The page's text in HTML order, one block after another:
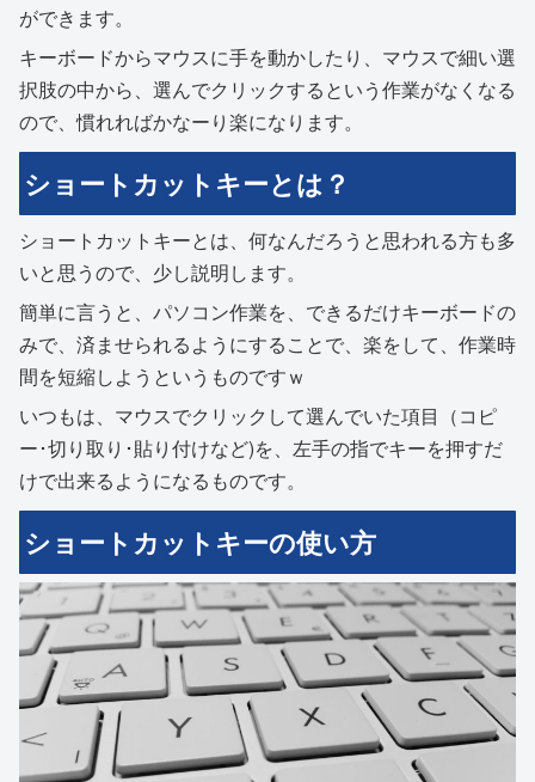
ができます。
キーボードからマウスに手を動かしたり、マウスで細い選
択肢の中から、選んでクリックするという作業がなくなる
ので、慣れればかなーり楽になります。
ショートカットキーとは？
ショートカットキーとは、何なんだろうと思われる方も多
いと思うので、少し説明します。
簡単に言うと、パソコン作業を、できるだけキーボードの
みで、済ませられるようにすることで、楽をして、作業時
間を短縮しようというものですｗ
いつもは、マウスでクリックして選んでいた項目（コピ
ー･切り取り･貼り付けなど)を、左手の指でキーを押すだ
けで出来るようになるものです。
ショートカットキーの使い方